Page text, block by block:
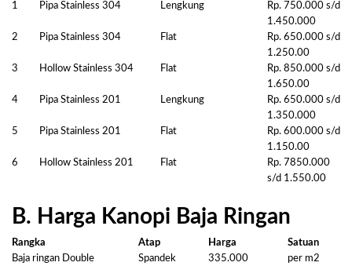
1
Pipa Stainless 304 Lengkung
Rp. 750.000 s/d
1.450.000
2
Pipa Stainless 304 Flat
Rp. 650.000 s/d
1.250.00
3
Hollow Stainless 304 Flat
Rp. 850.000 s/d
1.650.00
4
Pipa Stainless 201 Lengkung
Rp. 650.000 s/d
1.350.000
5
Pipa Stainless 201 Flat
Rp. 600.000 s/d
1.150.00
6
Hollow Stainless 201 Flat
Rp. 7850.000
s/d 1.550.00
B. Harga Kanopi Baja Ringan
Rangka Atap Harga
Satuan
Baja ringan Double
Spandek 335.000
per m2